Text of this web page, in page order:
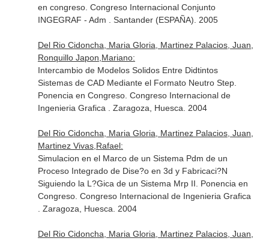
en congreso. Congreso Internacional Conjunto
INGEGRAF - Adm . Santander (ESPAÑA). 2005
Del Rio Cidoncha, Maria Gloria, Martinez Palacios, Juan,
Ronquillo Japon,Mariano:
Intercambio de Modelos Solidos Entre Didtintos
Sistemas de CAD Mediante el Formato Neutro Step.
Ponencia en Congreso. Congreso Internacional de
Ingenieria Grafica . Zaragoza, Huesca. 2004
Del Rio Cidoncha, Maria Gloria, Martinez Palacios, Juan,
Martinez Vivas,Rafael:
Simulacion en el Marco de un Sistema Pdm de un
Proceso Integrado de Dise?o en 3d y Fabricaci?N
Siguiendo la L?Gica de un Sistema Mrp II. Ponencia en
Congreso. Congreso Internacional de Ingenieria Grafica
. Zaragoza, Huesca. 2004
Del Rio Cidoncha, Maria Gloria, Martinez Palacios, Juan,